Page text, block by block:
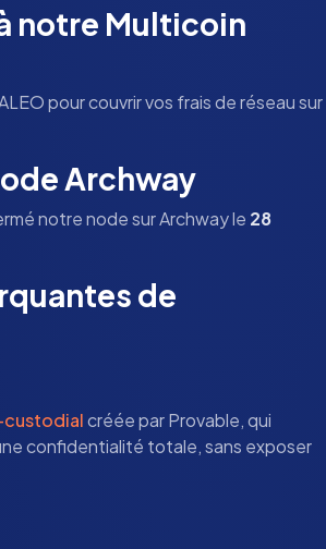
notre Multicoin
pour couvrir vos frais de réseau sur
Archway
notre node sur Archway le 28
de
créée par Provable, qui
confidentialité totale, sans exposer